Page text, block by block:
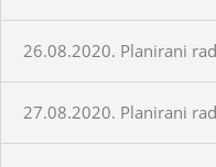
26.08.2020. Planirani
27.08.2020. Planirani